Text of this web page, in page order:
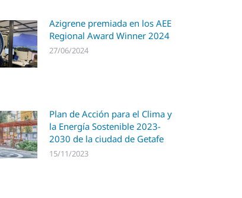
Azigrene premiada en los AEE
Regional Award Winner 2024
27/06/2024
Plan de Acción para el Clima y
la Energía Sostenible 2023-
2030 de la ciudad de Getafe
15/11/2023